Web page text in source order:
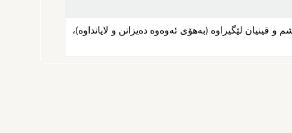
قینیان لێگیراوه (به‌هۆی ئه‌وه‌وه ده‌یزانن و لایانداوه‌)،